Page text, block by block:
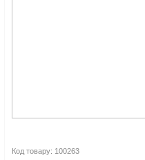
Код товару: 100263